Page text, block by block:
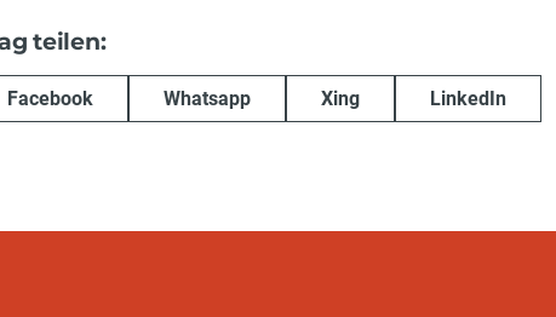
teilen:
Facebook Whatsapp Xing LinkedIn